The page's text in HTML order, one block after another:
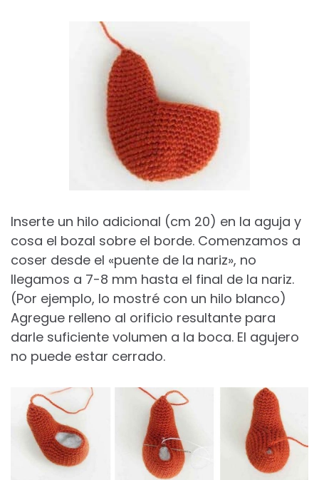
Inserte un hilo adicional (cm 20) en la aguja y
cosa el bozal sobre el borde. Comenzamos a
coser desde el «puente de la nariz», no
llegamos a 7-8 mm hasta el final de la nariz.
(Por ejemplo, lo mostré con un hilo blanco)
Agregue relleno al orificio resultante para
darle suficiente volumen a la boca. El agujero
no puede estar cerrado.